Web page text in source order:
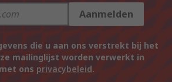
Aanmelden
die u aan ons verstrekt bij het
mailinglijst worden verwerkt in
ons privacybeleid.